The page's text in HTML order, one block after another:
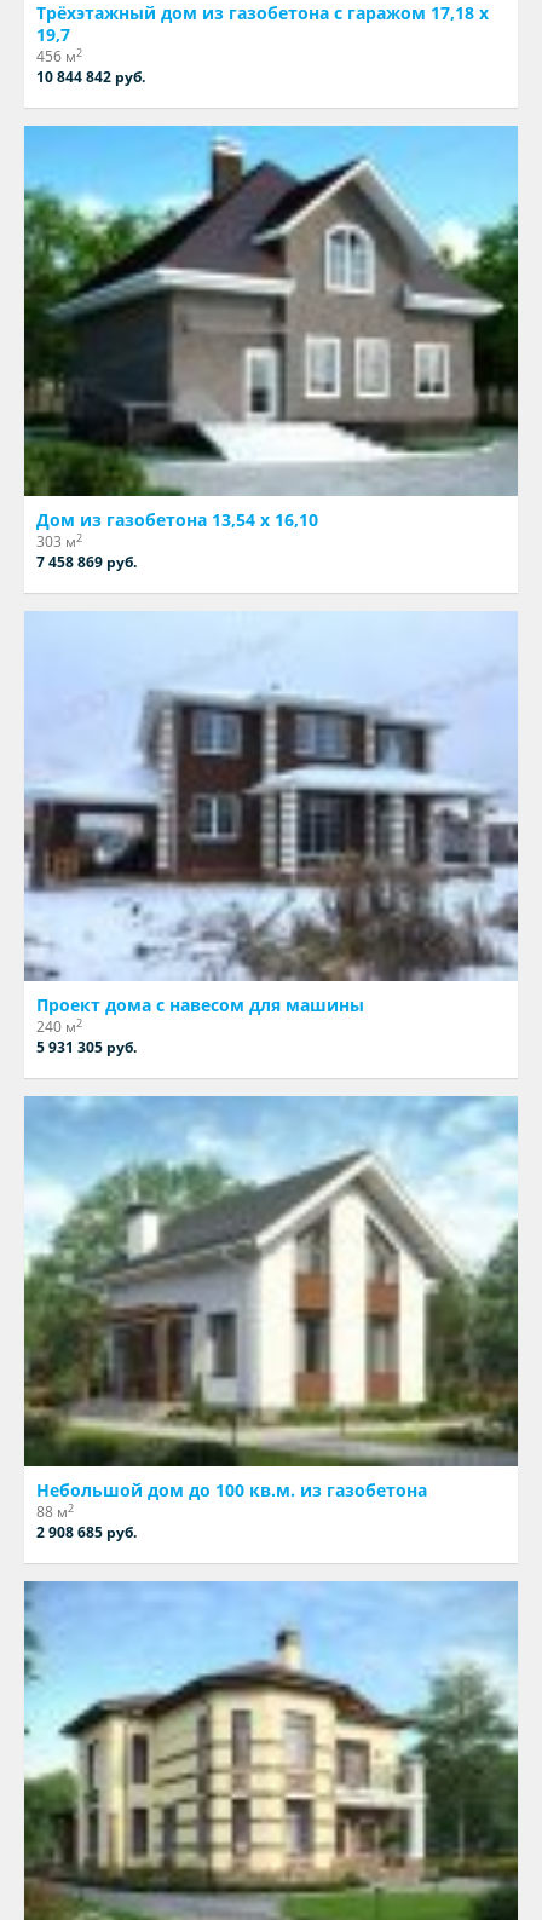
Трёхэтажный дом из газобетона с гаражом 17,18 х
19,7
456 м2
10 844 842 руб.
Дом из газобетона 13,54 х 16,10
303 м2
7 458 869 руб.
Проект дома с навесом для машины
240 м2
5 931 305 руб.
Небольшой дом до 100 кв.м. из газобетона
88 м2
2 908 685 руб.